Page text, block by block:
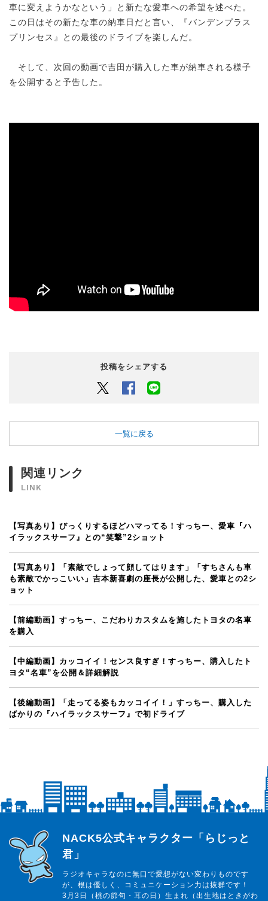
車に変えようかなという」と新たな愛車への希望を述べた。
この日はその新たな車の納車日だと言い、『バンデンプラス
プリンセス』との最後のドライブを楽しんだ。
そして、次回の動画で吉田が購入した車が納車される様子
を公開すると予告した。
投稿をシェアする
Twitter Facebook
一覧に戻る
関連リンク
LINK
【写真あり】びっくりするほどハマってる！すっちー、愛車『ハ
イラックスサーフ』との“笑撃”2ショット
【写真あり】「素敵でしょって顔してはります」「すちさんも車
も素敵でかっこいい」吉本新喜劇の座長が公開した、愛車との2シ
ョット
【前編動画】すっちー、こだわりカスタムを施したトヨタの名車
を購入
【中編動画】カッコイイ！センス良すぎ！すっちー、購入したト
ヨタ“名車”を公開＆詳細解説
【後編動画】「走ってる姿もカッコイイ！」すっちー、購入した
ばかりの『ハイラックスサーフ』で初ドライブ
らじっと君
NACK5公式キャラクター「らじっと
君」
ラジオキャラなのに無口で愛想がない変わりものです
が、根は優しく、コミュニケーション力は抜群です！
3月3日（桃の節句・耳の日）生まれ（出生地はときがわ